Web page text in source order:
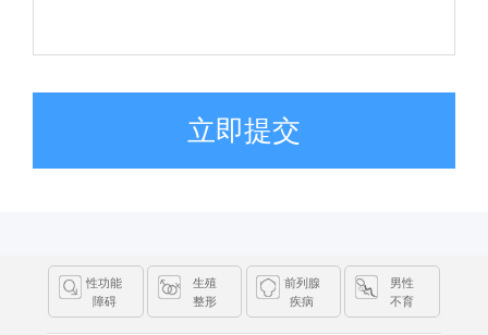
立即提交
性功能
障碍
生殖
整形
前列腺
疾病
男性
不育